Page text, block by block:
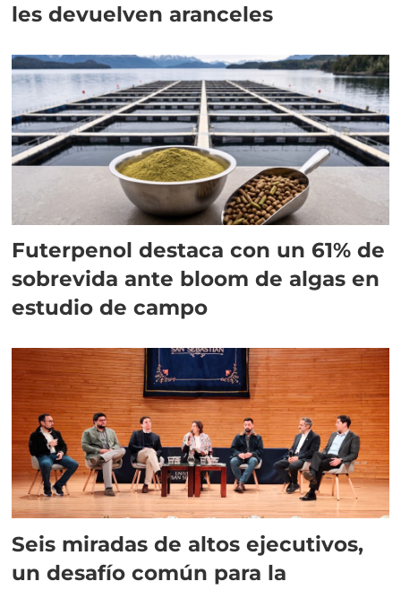
les devuelven aranceles
Futerpenol destaca con un 61% de
sobrevida ante bloom de algas en
estudio de campo
Seis miradas de altos ejecutivos,
un desafío común para la